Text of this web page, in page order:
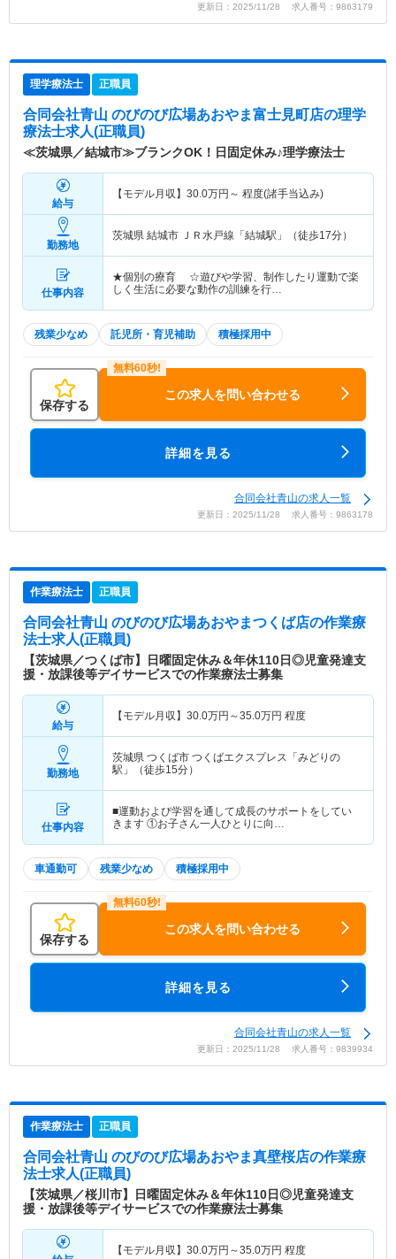
更新日：2025/11/28 求人番号：9863179
理学療法士 正職員
合同会社青山 のびのび広場あおやま富士見町店の理学
療法士求人(正職員)
≪茨城県／結城市≫ブランクOK！日固定休み♪理学療法士
給与
【モデル月収】 30.0万円～ 程度(諸手当込み)
勤務地
茨城県 結城市 ＪＲ水戸線「結城駅」（徒歩17分）
仕事内容
★個別の療育 ☆遊びや学習、制作したり運動で楽
しく生活に必要な動作の訓練を行…
残業少なめ 託児所・育児補助 積極採用中
保存する
この求人を問い合わせる
詳細を見る
合同会社青山の求人一覧
更新日：2025/11/28 求人番号：9863178
作業療法士 正職員
合同会社青山 のびのび広場あおやまつくば店の作業療
法士求人(正職員)
【茨城県／つくば市】日曜固定休み＆年休110日◎児童発達支
援・放課後等デイサービスでの作業療法士募集
給与
【モデル月収】 30.0万円～35.0万円 程度
勤務地
茨城県 つくば市 つくばエクスプレス「みどりの
駅」（徒歩15分）
仕事内容
■運動および学習を通して成長のサポートをしてい
きます ①お子さん一人ひとりに向…
車通勤可 残業少なめ 積極採用中
保存する
この求人を問い合わせる
詳細を見る
合同会社青山の求人一覧
更新日：2025/11/28 求人番号：9839934
作業療法士 正職員
合同会社青山 のびのび広場あおやま真壁桜店の作業療
法士求人(正職員)
【茨城県／桜川市】日曜固定休み＆年休110日◎児童発達支
援・放課後等デイサービスでの作業療法士募集
【モデル月収】 30.0万円～35.0万円 程度